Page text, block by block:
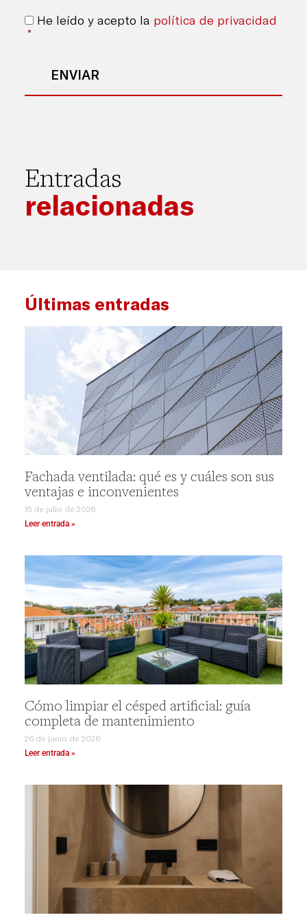
Consentimiento *
He leído y acepto la política de privacidad
*
Entradas
relacionadas
Últimas entradas
Fachada ventilada: qué es y cuáles son sus
ventajas e inconvenientes
15 de julio de 2026
Leer entrada »
Cómo limpiar el césped artificial: guía
completa de mantenimiento
26 de junio de 2026
Leer entrada »